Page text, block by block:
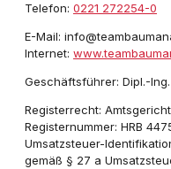
Telefon: 0221 272254-0
E-Mail:
Internet:
Geschäftsführer: Dipl.-
Registerrecht:
Registernummer: HRB
Umsatzsteuer-
gemäß § 27 a